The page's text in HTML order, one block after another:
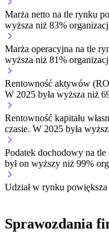
Marża netto na tle rynku
wyższa niż 83%
Marża operacyjna na tle
wyższa niż 81%
Rentowność aktywów
W 2025 była wyższa niż
Rentowność kapitału
czasie. W 2025 była
Podatek dochodowy na tle
był on wyższy niż 99%
Udział w rynku powiększa
Sprawozdania